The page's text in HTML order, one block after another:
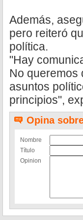
Además,
pero reiteró
política.
"Hay
No queremos
asuntos
principios",
Opina
Nombre
Título
Opinion